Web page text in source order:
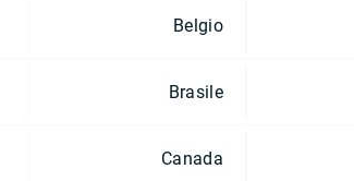
Belgio
Brasile
Canada